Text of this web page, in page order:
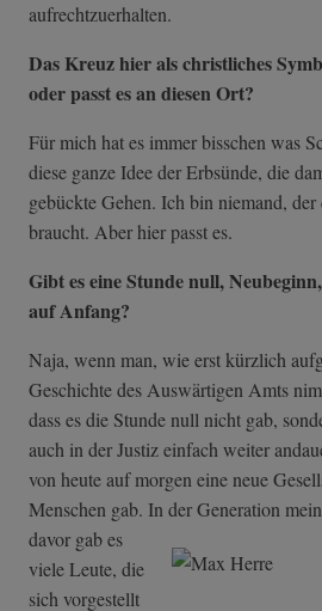
aufrechtzuerhalten.
Das Kreuz hier als christliches
oder passt es an diesen Ort?
Für mich hat es immer bisschen was
diese ganze Idee der Erbsünde, die
gebückte Gehen. Ich bin niemand,
braucht. Aber hier passt es.
Gibt es eine Stunde null,
auf Anfang?
Naja, wenn man, wie erst kürzlich
Geschichte des Auswärtigen Amts
dass es die Stunde null nicht gab,
auch in der Justiz einfach weiter
von heute auf morgen eine neue
Menschen gab. In der Generation
davor gab es
viele Leute, die
sich vorgestellt